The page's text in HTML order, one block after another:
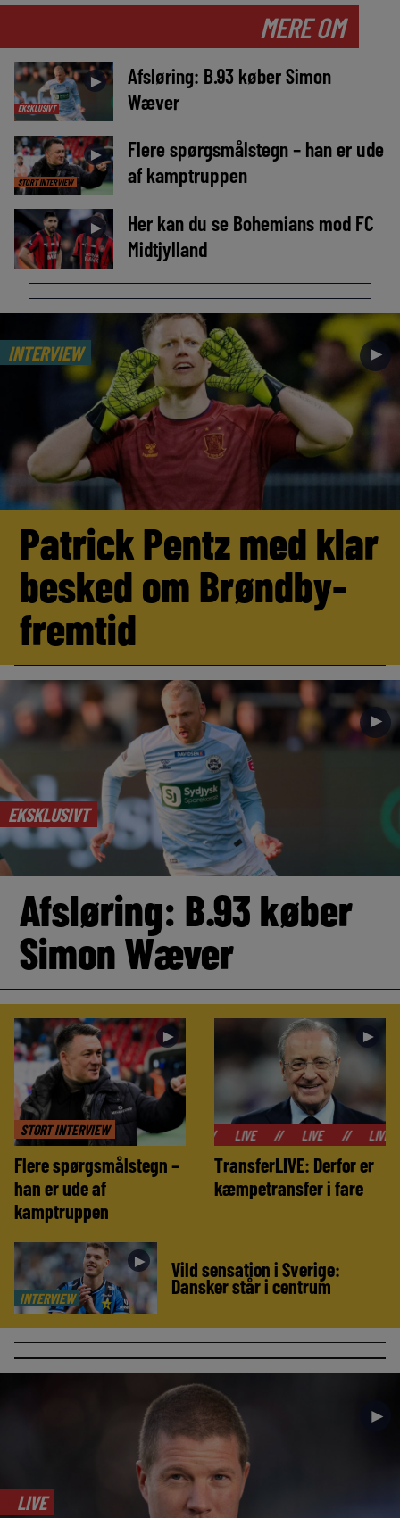
MERE OM
EKSKLUSIVT
►
Afsløring: B.93 køber Simon
Wæver
STORT INTERVIEW
►
Flere spørgsmålstegn – han er ude
af kamptruppen
►
Her kan du se Bohemians mod FC
Midtjylland
INTERVIEW ►
Patrick Pentz med klar
besked om Brøndby-
fremtid
EKSKLUSIVT
►
Afsløring: B.93 køber
Simon Wæver
STORT INTERVIEW
►
Flere spørgsmålstegn –
han er ude af
kamptruppen
►
// LIVE LIVE
TransferLIVE: Derfor er
kæmpetransfer i fare
INTERVIEW
► Vild sensation i Sverige:
Dansker står i centrum
►
LIVE